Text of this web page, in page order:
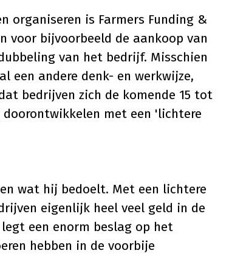
organiseren is Farmers Funding &
voor bijvoorbeeld de aankoop van
van het bedrijf. Misschien
een andere denk- en werkwijze,
bedrijven zich de komende 15 tot
met een 'lichtere
wat hij bedoelt. Met een lichtere
eigenlijk heel veel geld in de
een enorm beslag op het
hebben in de voorbije